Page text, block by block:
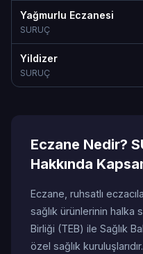
Yağmurlu Eczanesi
SURUÇ
Yildizer
SURUÇ
Eczane Nedir?
Hakkında
Eczane, ruhsatlı
sağlık ürünlerinin halka
Birliği (TEB) ile Sağlık
özel sağlık